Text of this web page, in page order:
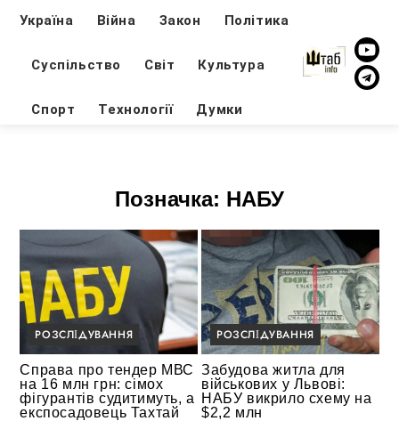
Україна Війна Закон Політика
Суспільство Світ Культура
Спорт Технології Думки
Позначка: НАБУ
РОЗСЛІДУВАННЯ
Справа про тендер МВС
на 16 млн грн: сімох
фігурантів судитимуть, а
експосадовець Тахтай
РОЗСЛІДУВАННЯ
Забудова житла для
військових у Львові:
НАБУ викрило схему на
$2,2 млн